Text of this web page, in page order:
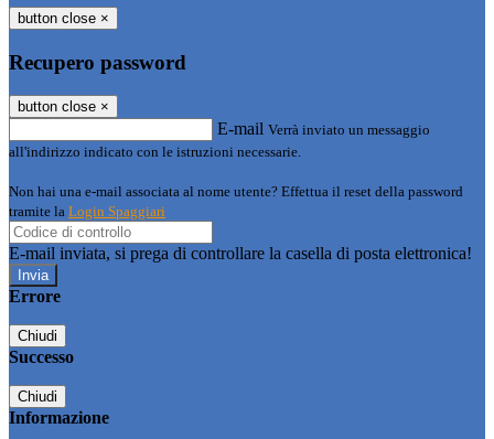
button close ×
Recupero password
button close ×
E-mail Verrà inviato un messaggio
all'indirizzo indicato con le istruzioni necessarie.
Non hai una e-mail associata al nome utente? Effettua il reset della password
tramite la Login Spaggiari
E-mail inviata, si prega di controllare la casella di posta elettronica!
Errore
Chiudi
Successo
Chiudi
Informazione